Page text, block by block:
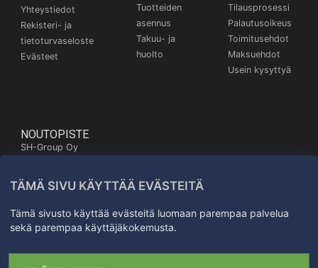
Yhteystiedot
Rekisteri- ja
tietoturvaseloste
Evästeet
Tuotteiden
asennus
Takuu- ja
huolto
Tilausprosessi
Palautusoikeus
Toimitusehdot
Maksuehdot
Usein kysyttyä
NOUTOPISTE
SH-Group Oy
20700 Turku
Kartta
TÄMÄ SIVU KÄYTTÄÄ EVÄSTEITÄ
Tämä sivusto käyttää evästeitä luomaan parempaa palvelua
sekä parempaa käyttäjäkokemusta.